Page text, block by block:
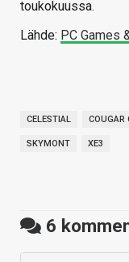
toukokuussa.
Lähde: PC Games
CELESTIAL COUGAR
SKYMONT XE3
6